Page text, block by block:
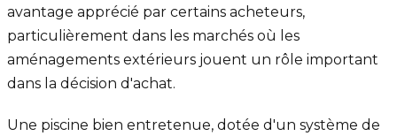
avantage apprécié par certains acheteurs,
particulièrement dans les marchés où les
aménagements extérieurs jouent un rôle important
dans la décision d'achat.
Une piscine bien entretenue, dotée d'un système de